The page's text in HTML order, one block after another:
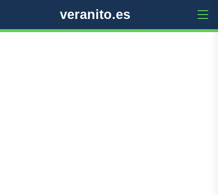
veranito.es